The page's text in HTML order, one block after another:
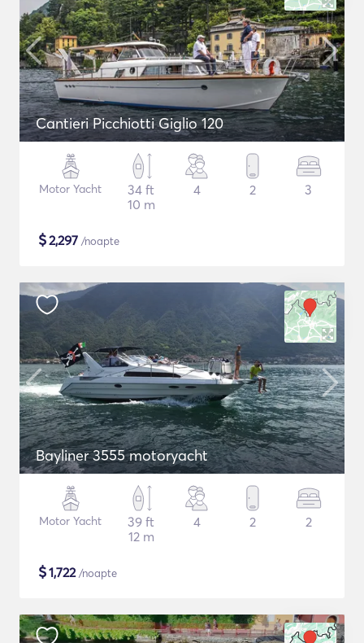
Cantieri Picchiotti Giglio 120
Motor Yacht
34 ft
10 m
4 2 3
$2,297 /noapte
Bayliner 3555 motoryacht
Motor Yacht
39 ft
12 m
4 2 2
$1,722/noapte